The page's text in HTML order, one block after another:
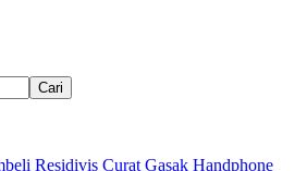
Cari
Residivis Curat Gasak Handphone